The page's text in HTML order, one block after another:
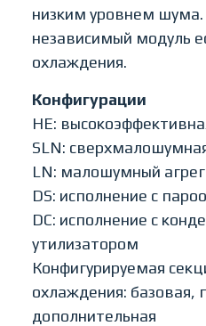
низким уровнем
независимый модуль
охлаждения.
Конфигурации
HE:
SLN:
LN: малошумный
DS: исполнение с
DC: исполнение с
утилизатором
Конфигурируемая
охлаждения: базовая,
дополнительная